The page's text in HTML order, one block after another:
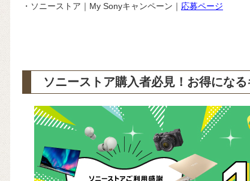
・ソニーストア｜My Sonyキャンペーン｜ 応募ページ
ソニーストア購入者必見！お得にな